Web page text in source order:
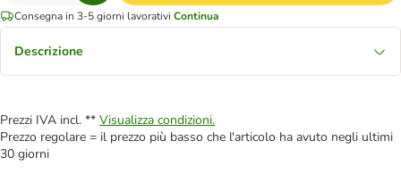
Consegna in 3-5 giorni lavorativi Continua
Descrizione
Prezzi IVA incl. ** Visualizza condizioni.
Prezzo regolare = il prezzo più basso che l'articolo ha avuto negli ultimi
30 giorni